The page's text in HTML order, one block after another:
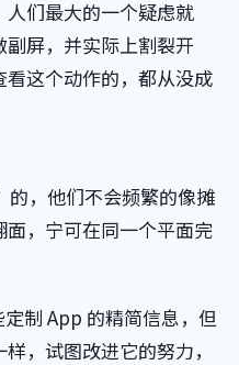
们最大的一个疑虑就
屏，并实际上割裂开
这个动作的，都从没成
，他们不会频繁的像摊
，宁可在同一个平面完
制 App 的精简信息，但
，试图改进它的努力，